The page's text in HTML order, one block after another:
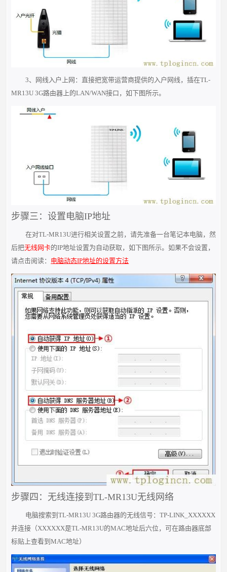
3、网线入户上网：直接把宽带运营商提供的入户网线，插在TL-
MR13U 3G路由器上的LAN/WAN接口，如下图所示。
步骤三：设置电脑IP地址
在对TL-MR13U进行相关设置之前，请先准备一台笔记本电脑，然
后把无线网卡的IP地址设置为自动获取，如下图所示。如果不会设置，
请点击阅读： 电脑动态IP地址的设置方法
步骤四：无线连接到TL-MR13U无线网络
电脑搜索到TL-MR13U 3G路由器的无线信号：TP-LINK_XXXXXX
并连接（XXXXXX是TL-MR13U的MAC地址后六位，可在路由器底部
标贴上查看到MAC地址）